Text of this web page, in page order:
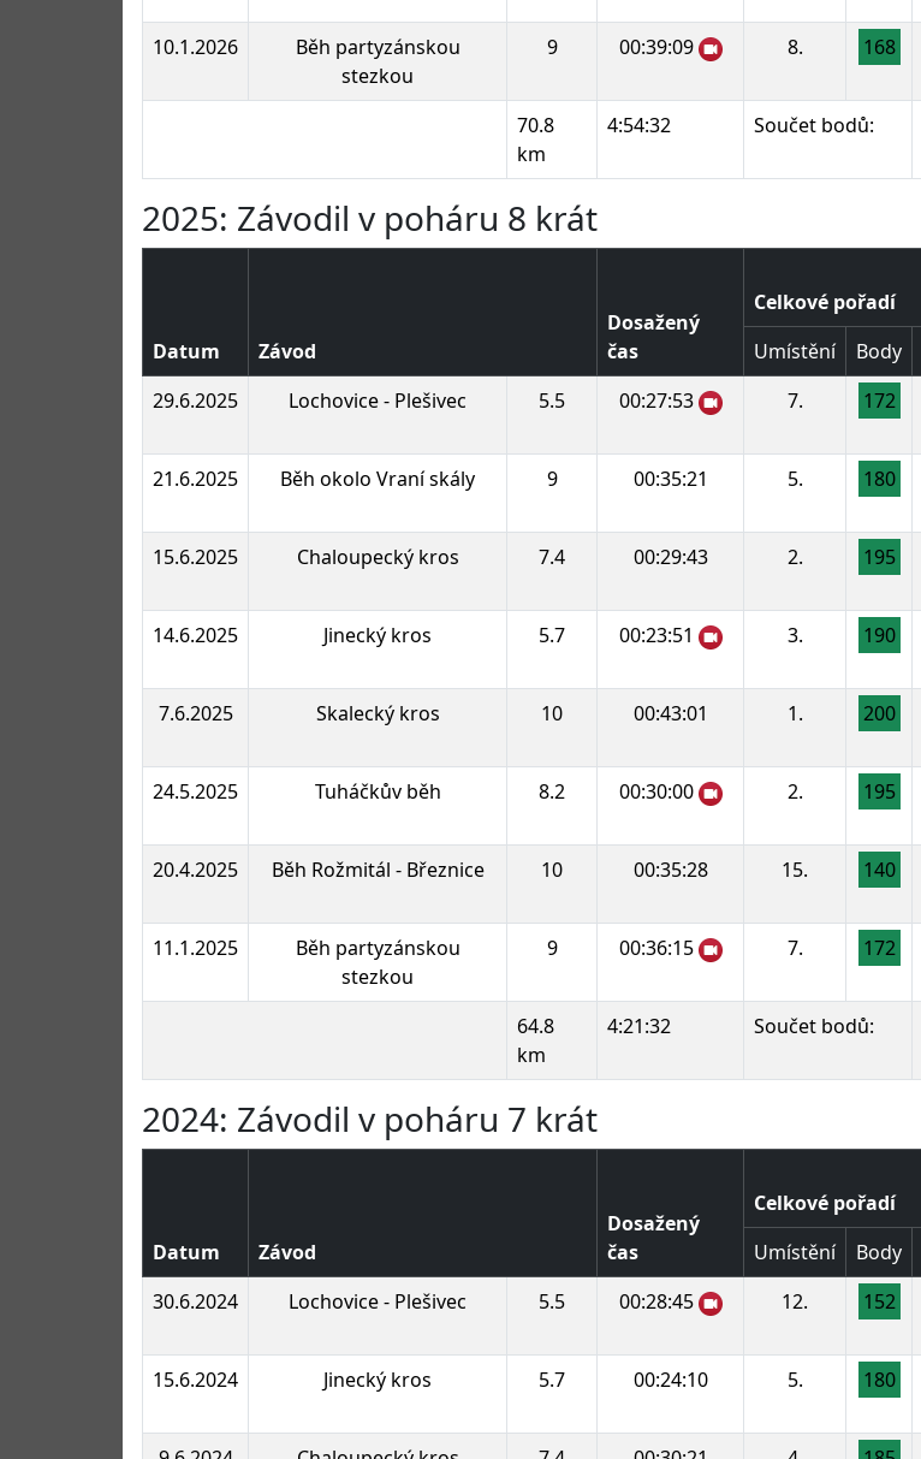
10.1.2026
Běh partyzánskou
stezkou
9 00:39:09 8. 168
70.8
km
4:54:32 Součet bodů:
2025: Závodil v poháru 8 krát
Datum Závod
Dosažený
čas
Celkové pořadí
Umístění
Body
29.6.2025
Lochovice - Plešivec 5.5 00:27:53 7. 172
21.6.2025
Běh okolo Vraní skály 9 00:35:21 5. 180
15.6.2025
Chaloupecký kros 7.4 00:29:43 2. 195
14.6.2025
Jinecký kros 5.7 00:23:51 3. 190
7.6.2025
Skalecký kros 10 00:43:01 1. 200
24.5.2025
Tuháčkův běh 8.2 00:30:00 2. 195
20.4.2025
Běh Rožmitál - Březnice 10 00:35:28 15. 140
11.1.2025
Běh partyzánskou
stezkou
9 00:36:15 7. 172
64.8
km
4:21:32 Součet bodů:
2024: Závodil v poháru 7 krát
Datum Závod
Dosažený
čas
Celkové pořadí
Umístění
Body
30.6.2024
Lochovice - Plešivec 5.5 00:28:45 12. 152
15.6.2024
Jinecký kros 5.7 00:24:10 5. 180